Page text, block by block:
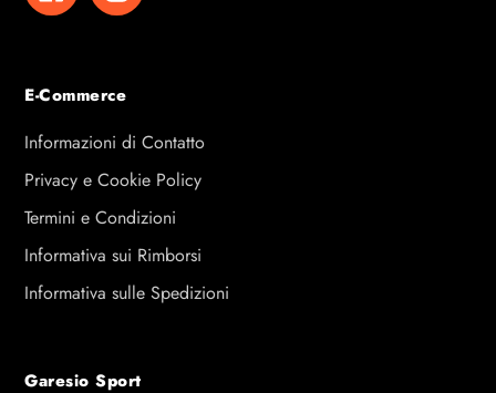
E-Commerce
Informazioni di Contatto
Privacy e Cookie Policy
Termini e Condizioni
Informativa sui Rimborsi
Informativa sulle Spedizioni
Garesio Sport